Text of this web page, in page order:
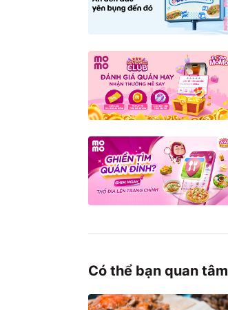
Có thể bạn quan tâm